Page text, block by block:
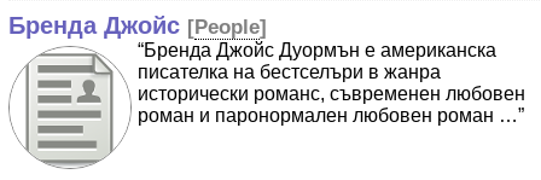
Бренда Джойс [People]
“Бренда Джойс Дуормън е американска
писателка на бестселъри в жанра
исторически романс, съвременен любовен
роман и паронормален любовен роман …”